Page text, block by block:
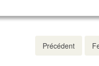
Précédent